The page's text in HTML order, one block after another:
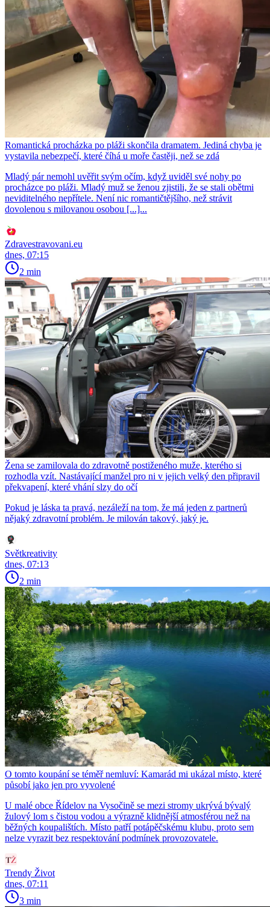
Romantická procházka po pláži skončila dramatem. Jediná chyba je
vystavila nebezpečí, které číhá u moře častěji, než se zdá
Mladý pár nemohl uvěřit svým očím, když uviděl své nohy po
procházce po pláži. Mladý muž se ženou zjistili, že se stali obětmi
neviditelného nepřítele. Není nic romantičtějšího, než strávit
dovolenou s milovanou osobou [...]...
Zdravestravovani.eu
dnes, 07:15
2 min
Žena se zamilovala do zdravotně postiženého muže, kterého si
rozhodla vzít. Nastávající manžel pro ni v jejich velký den připravil
překvapení, které vhání slzy do očí
Pokud je láska ta pravá, nezáleží na tom, že má jeden z partnerů
nějaký zdravotní problém. Je milován takový, jaký je.
Světkreativity
dnes, 07:13
2 min
O tomto koupání se téměř nemluví: Kamarád mi ukázal místo, které
působí jako jen pro vyvolené
U malé obce Řídelov na Vysočině se mezi stromy ukrývá bývalý
žulový lom s čistou vodou a výrazně klidnější atmosférou než na
běžných koupalištích. Místo patří potápěčskému klubu, proto sem
nelze vyrazit bez respektování podmínek provozovatele.
Trendy Život
dnes, 07:11
3 min